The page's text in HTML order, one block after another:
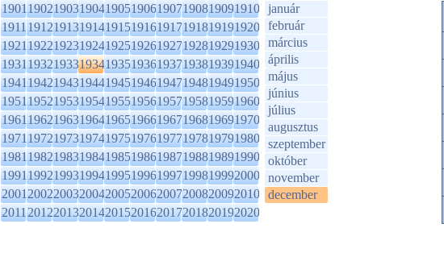
1901190219031904190519061907190819091910
1911191219131914191519161917191819191920
1921192219231924192519261927192819291930
1931193219331934193519361937193819391940
1941194219431944194519461947194819491950
1951195219531954195519561957195819591960
1961196219631964196519661967196819691970
1971197219731974197519761977197819791980
1981198219831984198519861987198819891990
1991199219931994199519961997199819992000
2001200220032004200520062007200820092010
2011201220132014201520162017201820192020
január
február
március
április
május
június
július
augusztus
szeptember
október
november
december